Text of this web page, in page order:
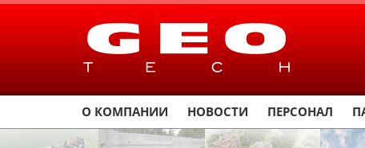
О КОМПАНИИ НОВОСТИ ПЕРСОНАЛ